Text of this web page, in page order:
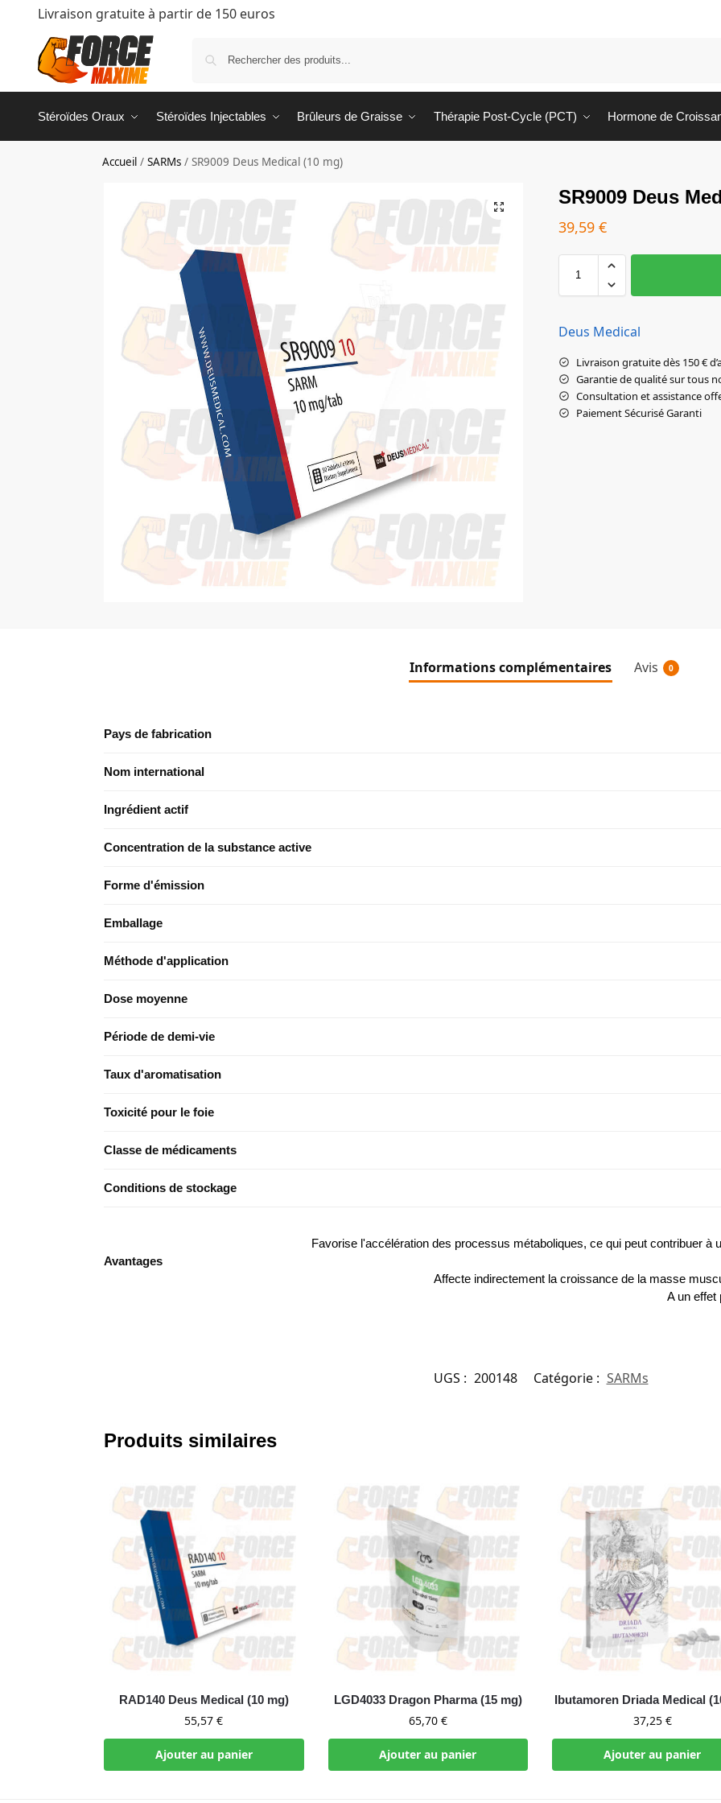
Livraison gratuite à partir de 150 euros
Stéroïdes Oraux Stéroïdes Injectables Brûleurs de Graisse Thérapie Post-Cycle (PCT) Hormone de
Accueil /SARMs /SR9009 Deus Medical (10 mg)
SR9009 Deus
39,59 €
Deus Medical
Livraison gratuite dès 150 €
Garantie de qualité sur tous
Consultation et assistance
Paiement Sécurisé Garanti
Informations complémentaires Avis 0
Pays de fabrication
Nom international
Ingrédient actif
Concentration de la substance active
Forme d'émission
Emballage
Méthode d'application
Dose moyenne
Période de demi-vie
Taux d'aromatisation
Toxicité pour le foie
Classe de médicaments
Conditions de stockage
Avantages
Favorise l'accélération des processus métaboliques, ce qui peut contribuer
Affecte indirectement la croissance de la masse
A un effet
UGS : 200148 Catégorie : SARMs
Produits similaires
RAD140 Deus Medical (10 mg)
55,57€
Ajouter au panier
LGD4033 Dragon Pharma (15 mg)
65,70 €
Ajouter au panier
Ibutamoren Driada Medical
37,25 €
Ajouter au panier